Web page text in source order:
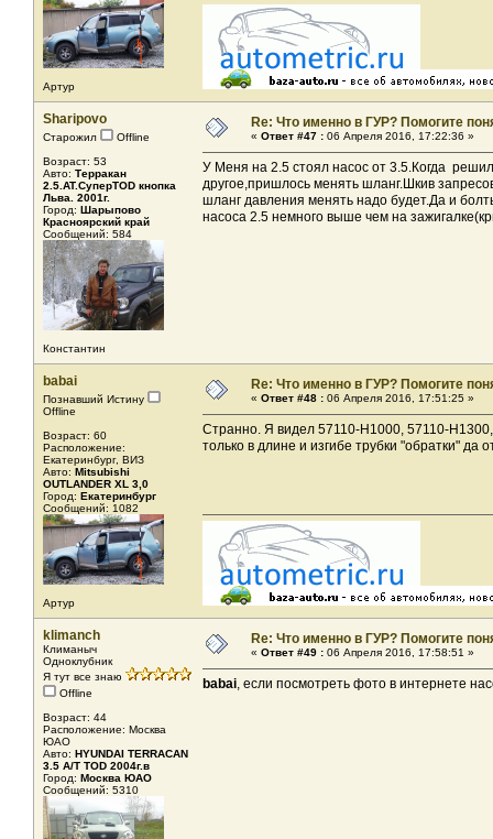
Артур
Sharipovo
Старожил
Offline
Возраст: 53
Авто: Терракан
2.5.AT.СуперTOD кнопка
Льва. 2001г.
Город: Шарыпово
Красноярский край
Сообщений: 584
Константин
Re: Что именно в ГУР? Помогите
« Ответ #47 : 06 Апреля 2016, 17:22:36 »
У Меня на 2.5 стоял насос от 3.5.Когда
другое,пришлось менять шланг.Шкив
шланг давления менять надо будет.Да и
насоса 2.5 немного выше чем на
babai
Познавший Истину
Offline
Возраст: 60
Расположение:
Екатеринбург, ВИЗ
Авто: Mitsubishi
OUTLANDER XL 3,0
Город: Екатеринбург
Сообщений: 1082
Артур
Re: Что именно в ГУР? Помогите
« Ответ #48 : 06 Апреля 2016, 17:51:25 »
Странно. Я видел 57110-H1000, 57110-
только в длине и изгибе трубки "обратки" да
klimanch
Климаныч
Одноклубник
Я тут все знаю
Offline
Возраст: 44
Расположение: Москва
ЮАО
Авто: HYUNDAI TERRACAN
3.5 A/T TOD 2004г.в
Город: Москва ЮАО
Сообщений: 5310
Re: Что именно в ГУР? Помогите
« Ответ #49 : 06 Апреля 2016, 17:58:51 »
babai, если посмотреть фото в интернете